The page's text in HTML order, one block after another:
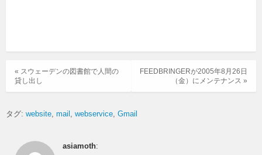
FEEDBRINGERが2005年8月26日
（金）にメンテナンス »
« スウェーデンの図書館で人間の
貸し出し
タグ: website mail webservice Gmail
asiamoth: